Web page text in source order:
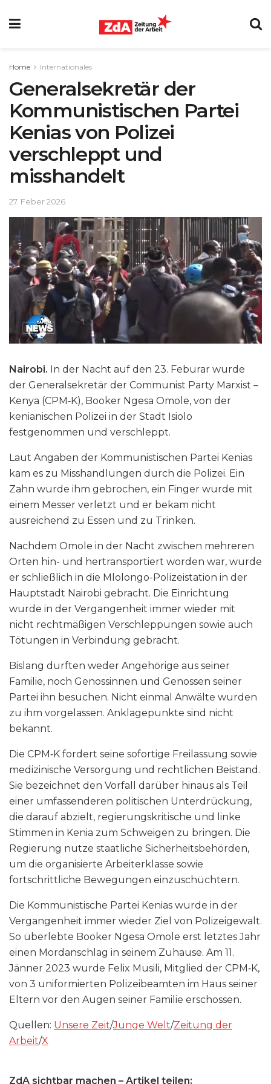
Home Internationales
Generalsekretär der
Kommunistischen Partei
Kenias von Polizei
verschleppt und
misshandelt
27. Feber 2026
Nairobi. In der Nacht auf den 23. Feburar wurde
der Generalsekretär der Communist Party Marxist –
Kenya (CPM‑K), Booker Ngesa Omole, von der
kenianischen Polizei in der Stadt Isiolo
festgenommen und verschleppt.
Laut Angaben der Kommunistischen Partei Kenias
kam es zu Misshandlungen durch die Polizei. Ein
Zahn wurde ihm gebrochen, ein Finger wurde mit
einem Messer verletzt und er bekam nicht
ausreichend zu Essen und zu Trinken.
Nachdem Omole in der Nacht zwischen mehreren
Orten hin- und hertransportiert worden war, wurde
er schließlich in die Mlolongo-Polizeistation in der
Hauptstadt Nairobi gebracht. Die Einrichtung
wurde in der Vergangenheit immer wieder mit
nicht rechtmäßigen Verschleppungen sowie auch
Tötungen in Verbindung gebracht.
Bislang durften weder Angehörige aus seiner
Familie, noch Genossinnen und Genossen seiner
Partei ihn besuchen. Nicht einmal Anwälte wurden
zu ihm vorgelassen. Anklagepunkte sind nicht
bekannt.
Die CPM‑K fordert seine sofortige Freilassung sowie
medizinische Versorgung und rechtlichen Beistand.
Sie bezeichnet den Vorfall darüber hinaus als Teil
einer umfassenderen politischen Unterdrückung,
die darauf abzielt, regierungskritische und linke
Stimmen in Kenia zum Schweigen zu bringen. Die
Regierung nutze staatliche Sicherheitsbehörden,
um die organisierte Arbeiterklasse sowie
fortschrittliche Bewegungen einzuschüchtern.
Die Kommunistische Partei Kenias wurde in der
Vergangenheit immer wieder Ziel von Polizeigewalt.
So überlebte Booker Ngesa Omole erst letztes Jahr
einen Mordanschlag in seinem Zuhause. Am 11.
Jänner 2023 wurde Felix Musili, Mitglied der CPM‑K,
von 3 uniformierten Polizeibeamten im Haus seiner
Eltern vor den Augen seiner Familie erschossen.
Quellen: Unsere Zeit/Junge Welt/Zeitung der
Arbeit/X
ZdA sichtbar machen – Artikel teilen: